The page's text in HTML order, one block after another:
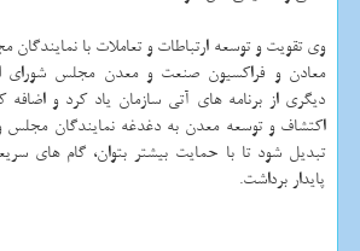
وی تقویت و توسعه ارتباطات و تعاملات با
معادن و فراكسیون صنعت و معدن مجلس شورای
دیگری از برنامه های آتی سازمان یاد كرد و
اكتشاف و توسعه معدن به دغدغه نمایندگان مجلس
تبدیل شود تا با حمایت بیشتر بتوان، گام های
پایدار برداشت.